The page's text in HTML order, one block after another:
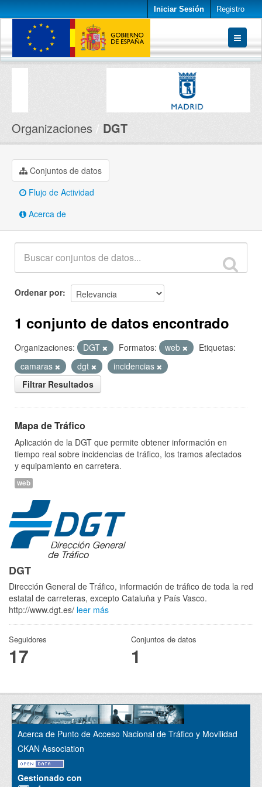
Iniciar Sesión Registro
Conjuntos de datos
Organizaciones DGT
Conjuntos de datos
Flujo de Actividad
Acerca de
Ordenar por
1 conjunto de datos encontrado
Organizaciones: DGT Formatos: web
Etiquetas:
camaras
dgt
incidencias
Filtrar Resultados
Mapa de Tráfico
Aplicación de la DGT que permite obtener información en
tiempo real sobre incidencias de tráfico, los tramos afectados
y equipamiento en carretera.
web
DGT
Dirección General de Tráfico, información de tráfico de toda la red
estatal de carreteras, excepto Cataluña y País Vasco.
http://www.dgt.es/ leer más
Seguidores
17
Conjuntos de datos
1
Acerca de Punto de Acceso Nacional de Tráfico y Movilidad
CKAN Association
Gestionado con